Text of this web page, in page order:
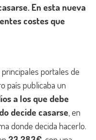
En esta nueva
costes que
portales de
país publicaba un
a los que debe
decide casarse, en
donde decida hacerlo.